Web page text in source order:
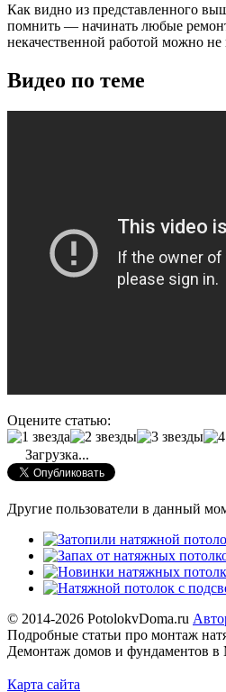
Как видно из представленного
помнить — начинать любые
некачественной работой можно
Видео по теме
Оцените статью:
Загрузка...
Другие пользователи в данный
© 2014-2026 PotolokvDoma.ru
Подробные статьи про монтаж
Демонтаж домов и фундаментов в
Карта сайта